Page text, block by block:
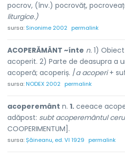
pocrov, (înv.) pocrovăț,
liturgice.)
sursa: Sinonime 2002 permalink
ACOPERĂMÂNT ~ínte n. 1)
acoperit. 2) Parte de deasupra a
acoperă; acoperiș. /a acoperi+
sursa:NODEX 2002 permalink
acoperemânt n. 1. ceeace
adăpost: subt acoperemântul
COOPERIMENTUM].
sursa:Șăineanu, ed. VI 1929 permalink